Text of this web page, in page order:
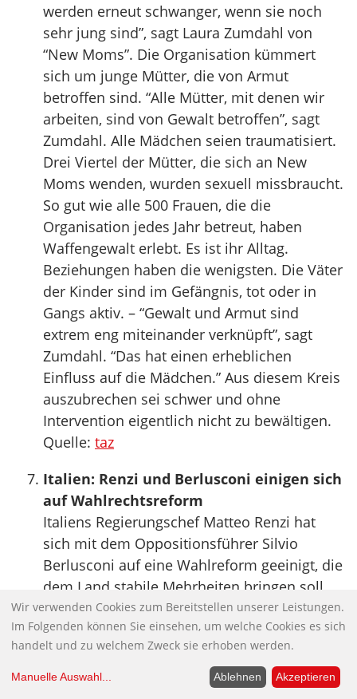
werden erneut schwanger, wenn sie noch
sehr jung sind”, sagt Laura Zumdahl von
“New Moms”. Die Organisation kümmert
sich um junge Mütter, die von Armut
betroffen sind. “Alle Mütter, mit denen wir
arbeiten, sind von Gewalt betroffen”, sagt
Zumdahl. Alle Mädchen seien traumatisiert.
Drei Viertel der Mütter, die sich an New
Moms wenden, wurden sexuell missbraucht.
So gut wie alle 500 Frauen, die die
Organisation jedes Jahr betreut, haben
Waffengewalt erlebt. Es ist ihr Alltag.
Beziehungen haben die wenigsten. Die Väter
der Kinder sind im Gefängnis, tot oder in
Gangs aktiv. – “Gewalt und Armut sind
extrem eng miteinander verknüpft”, sagt
Zumdahl. “Das hat einen erheblichen
Einfluss auf die Mädchen.” Aus diesem Kreis
auszubrechen sei schwer und ohne
Intervention eigentlich nicht zu bewältigen.
Quelle: taz
Italien: Renzi und Berlusconi einigen sich
auf Wahlrechtsreform
Italiens Regierungschef Matteo Renzi hat
sich mit dem Oppositionsführer Silvio
Berlusconi auf eine Wahlreform geeinigt, die
dem Land stabile Mehrheiten bringen soll.
Die Einzelheiten der Vereinbarung müssen
demnach noch geklärt werden, doch sieht
sie im Wesentlichen vor, dass die Partei mit
mehr als 40 Prozent der Stimmen dank einer
“Sieger-Prämie” die Mehrheit im Parlament
Wir verwenden Cookies zum Bereitstellen unserer Leistungen.
Im Folgenden können Sie einsehen, um welche Cookies es sich
handelt und zu welchem Zweck sie erhoben werden.
Manuelle Auswahl... Ablehnen Akzeptieren